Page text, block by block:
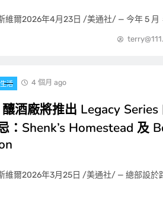
維爾2026年4月23日 /美通社/ — 今年 5 月
生活 4 個月 ago
釀酒廠將推出 Legacy
：Shenk’s Homestead 及
維爾2026年3月25日 /美通社/ — 總部設於